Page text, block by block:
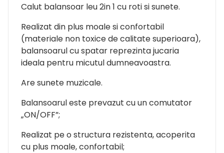
Calut balansoar leu 2in 1 cu roti si sunete.
Realizat din plus moale si confortabil
(materiale non toxice de calitate superioara),
balansoarul cu spatar reprezinta jucaria
ideala pentru micutul dumneavoastra.
Are sunete muzicale.
Balansoarul este prevazut cu un comutator
„ON/OFF”;
Realizat pe o structura rezistenta, acoperita
cu plus moale, confortabil;